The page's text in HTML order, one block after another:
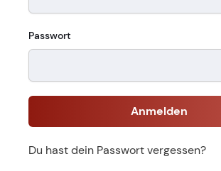
Passwort
Anmelden
Du hast dein Passwort vergessen?